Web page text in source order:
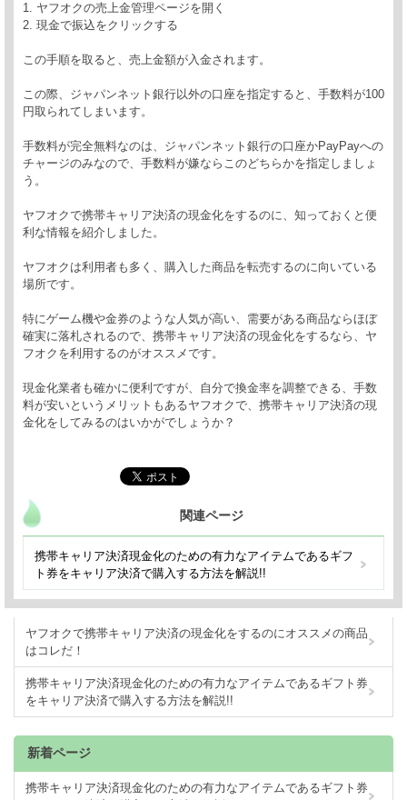
1. ヤフオクの売上金管理ページを開く
2. 現金で振込をクリックする
この手順を取ると、売上金額が入金されます。
この際、ジャパンネット銀行以外の口座を指定すると、手数料が100
円取られてしまいます。
手数料が完全無料なのは、ジャパンネット銀行の口座かPayPayへの
チャージのみなので、手数料が嫌ならこのどちらかを指定しましょ
う。
ヤフオクで携帯キャリア決済の現金化をするのに、知っておくと便
利な情報を紹介しました。
ヤフオクは利用者も多く、購入した商品を転売するのに向いている
場所です。
特にゲーム機や金券のような人気が高い、需要がある商品ならほぼ
確実に落札されるので、携帯キャリア決済の現金化をするなら、ヤ
フオクを利用するのがオススメです。
現金化業者も確かに便利ですが、自分で換金率を調整できる、手数
料が安いというメリットもあるヤフオクで、携帯キャリア決済の現
金化をしてみるのはいかがでしょうか？
関連ページ
携帯キャリア決済現金化のための有力なアイテムであるギフ
ト券をキャリア決済で購入する方法を解説!!
ヤフオクで携帯キャリア決済の現金化をするのにオススメの商品
はコレだ！
携帯キャリア決済現金化のための有力なアイテムであるギフト券
をキャリア決済で購入する方法を解説!!
新着ページ
携帯キャリア決済現金化のための有力なアイテムであるギフト券